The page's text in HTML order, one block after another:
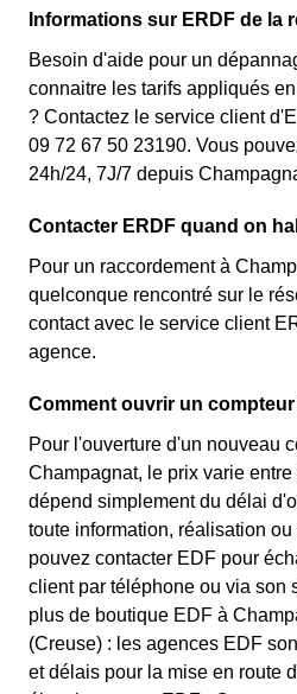
Informations sur ERDF de la
Besoin d'aide pour un
connaitre les tarifs appliqués
? Contactez le service client
09 72 67 50 23190. Vous
24h/24, 7J/7 depuis
Contacter ERDF quand on
Pour un raccordement à
quelconque rencontré sur le
contact avec le service client
agence.
Comment ouvrir un
Pour l'ouverture d'un nouveau
Champagnat, le prix varie
dépend simplement du délai
toute information, réalisation
pouvez contacter EDF pour
client par téléphone ou via son
plus de boutique EDF à
(Creuse) : les agences EDF
et délais pour la mise en route